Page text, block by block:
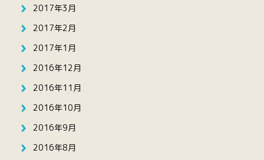
2017年3月
2017年2月
2017年1月
2016年12月
2016年11月
2016年10月
2016年9月
2016年8月